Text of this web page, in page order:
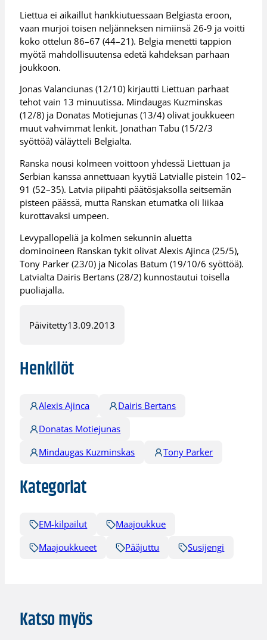
Liettua ei aikaillut hankkiutuessaan Belgiasta eroon,
vaan murjoi toisen neljänneksen nimiinsä 26-9 ja voitti
koko ottelun 86–67 (44–21). Belgia menetti tappion
myötä mahdollisuutensa edetä kahdeksan parhaan
joukkoon.
Jonas Valanciunas (12/10) kirjautti Liettuan parhaat
tehot vain 13 minuutissa. Mindaugas Kuzminskas
(12/8) ja Donatas Motiejunas (13/4) olivat joukkueen
muut vahvimmat lenkit. Jonathan Tabu (15/2/3
syöttöä) väläytteli Belgialta.
Ranska nousi kolmeen voittoon yhdessä Liettuan ja
Serbian kanssa annettuaan kyytiä Latvialle pistein 102–
91 (52–35). Latvia piipahti päätösjaksolla seitsemän
pisteen päässä, mutta Ranskan etumatka oli liikaa
kurottavaksi umpeen.
Levypallopeliä ja kolmen sekunnin aluetta
dominoineen Ranskan tykit olivat Alexis Ajinca (25/5),
Tony Parker (23/0) ja Nicolas Batum (19/10/6 syöttöä).
Latvialta Dairis Bertans (28/2) kunnostautui toisella
puoliajalla.
Päivitetty13.09.2013
Henkilöt
Alexis Ajinca
Dairis Bertans
Donatas Motiejunas
Mindaugas Kuzminskas
Tony Parker
Kategoriat
EM-kilpailut
Maajoukkue
Maajoukkueet
Pääjuttu Susijengi
Katso myös